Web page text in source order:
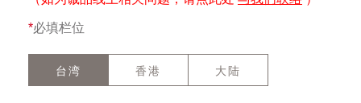
*必填栏位
台湾 香港 大陆